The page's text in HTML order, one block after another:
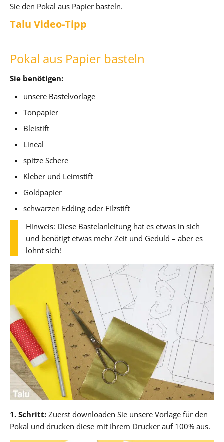
Sie den Pokal aus Papier basteln.
Talu Video-Tipp
Pokal aus Papier basteln
Sie benötigen:
unsere Bastelvorlage
Tonpapier
Bleistift
Lineal
spitze Schere
Kleber und Leimstift
Goldpapier
schwarzen Edding oder Filzstift
Hinweis: Diese Bastelanleitung hat es etwas in sich
und benötigt etwas mehr Zeit und Geduld – aber es
lohnt sich!
1. Schritt: Zuerst downloaden Sie unsere Vorlage für den
Pokal und drucken diese mit Ihrem Drucker auf 100% aus.